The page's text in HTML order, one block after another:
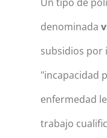
denominada
subsidios por
"incapacidad
enfermedad
trabajo